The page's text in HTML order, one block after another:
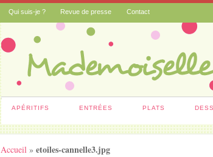
Qui suis-je ? Revue de presse Contact
APÉRITIFS ENTRÉES PLATS
Accueil »etoiles-cannelle3.jpg